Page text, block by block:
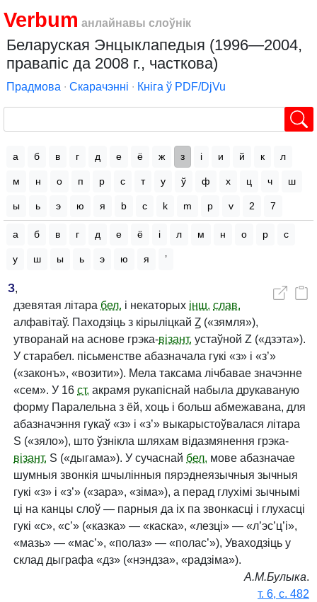
Verbum анлайнавы слоўнік
Беларуская Энцыклапедыя (1996—2004,
правапіс да 2008 г., часткова)
Прадмова ∙ Скарачэнні ∙ Кніга ў PDF/DjVu
а б в г д е ё ж з і и й к л
м н о п р с т у ў ф х ц ч ш
ы ь э ю я b c k m p v 2 7
а б в г д е ё і л м н о р с
у ш ы ь э ю я ’
З,
дзевятая літара бел. і некаторых інш. слав.
алфавітаў. Паходзіць з кірыліцкай Ꙁ («зямля»),
утворанай на аснове грэка-візант. устаўной Ζ («дзэта»).
У старабел. пісьменстве абазначала гукі «з» і «з’»
(«законъ», «возити»). Мела таксама лічбавае значэнне
«сем». У 16 ст. акрамя рукапіснай набыла друкаваную
форму Паралельна з ёй, хоць і больш абмежавана, для
абазначэння гукаў «з» і «з’» выкарыстоўвалася літара
Ѕ («зяло»), што ўзнікла шляхам відазмянення грэка-
візант. S («дыгама»). У сучаснай бел. мове абазначае
шумныя звонкія шчылінныя пярэднеязычныя зычныя
гукі «з» і «з’» («зара», «зіма»), а перад глухімі зычнымі
ці на канцы слоў — парныя да іх па звонкасці і глухасці
гукі «с», «с’» («казка» — «каска», «лезці» — «л’эс’ц’і»,
«мазь» — «мас’», «полаз» — «полас’»), Уваходзіць у
склад дыграфа «дз» («нэндза», «радзіма»).
А.​М.​Булыка.
т. 6, с. 482